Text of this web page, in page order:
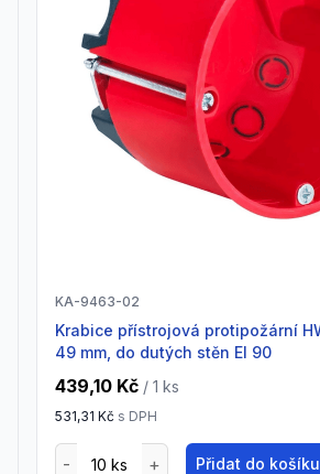
KA-9463-02
Krabice přístrojová protipožární HWD 68 hloubka
49 mm, do dutých stěn EI 90
439,10 Kč / 1 ks
531,31 Kč s DPH
Přidat do košíku